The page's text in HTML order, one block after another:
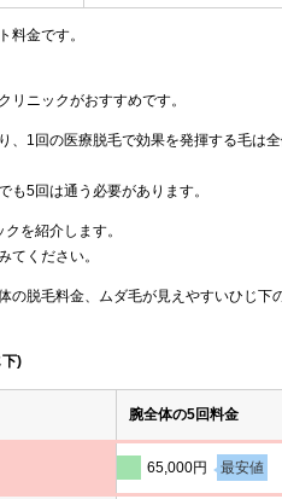
料金です。
リニックがおすすめです。
、1回の医療脱毛で効果を発揮する毛は
も5回は通う必要があります。
を紹介します。
てください。
の脱毛料金、ムダ毛が見えやすいひじ下
)
腕全体の5回料金
65,000円 最安値